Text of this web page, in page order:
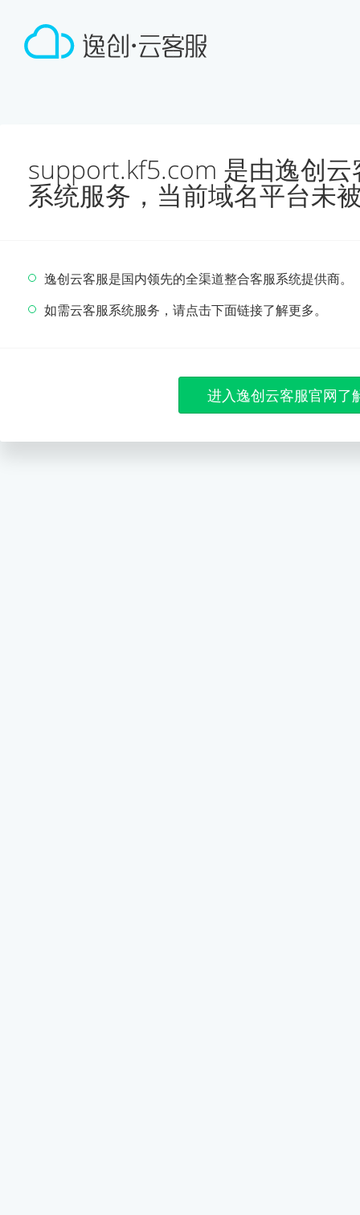
support.kf5.com 是由逸创
系统服务，当前域名平台未
逸创云客服是国内领先的全渠道整合客服系统提供商。
如需云客服系统服务，请点击下面链接了解更多。
进入逸创云客服官网了